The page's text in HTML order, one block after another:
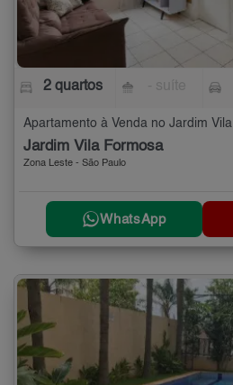
2 quartos
Jardim Vila Formosa
Zona Leste - São Paulo
WhatsApp